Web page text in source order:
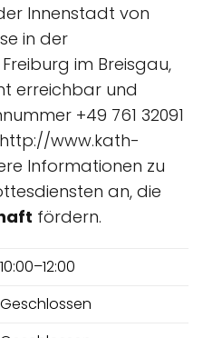
Innenstadt von
in der
im Breisgau,
erreichbar und
+49 761 32091
www.kath-
Informationen zu
an, die
fördern.
10:00–12:00
Geschlossen